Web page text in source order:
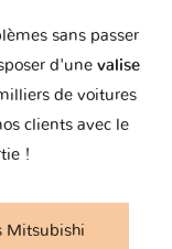
1 version
1 version
2 versions
sans passer
d'une valise
de voitures
clients avec le
!
Mitsubishi